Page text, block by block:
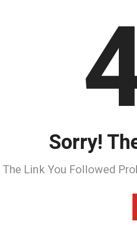
Sorry!
The Link You Followed